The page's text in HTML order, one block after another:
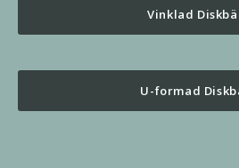
Vinklad
U-formad